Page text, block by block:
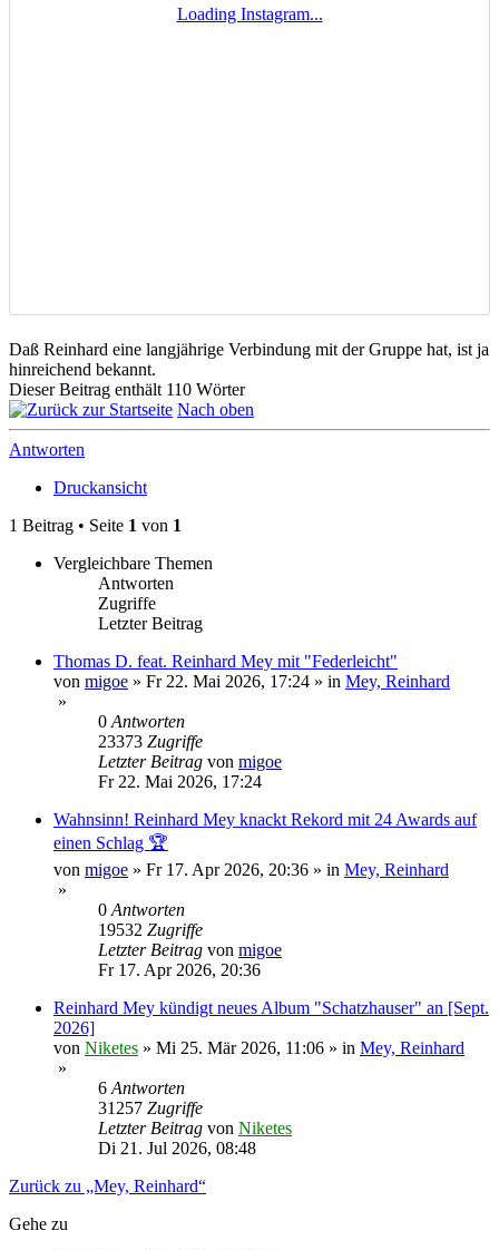
Daß Reinhard eine langjährige Verbindung mit der Gruppe hat, ist ja
hinreichend bekannt.
Dieser Beitrag enthält 110 Wörter
Nach oben
Antworten
Druckansicht
1 Beitrag • Seite 1 von 1
Vergleichbare Themen
Antworten
Zugriffe
Letzter Beitrag
Thomas D. feat. Reinhard Mey mit "Federleicht"
von migoe » Fr 22. Mai 2026, 17:24 » in Mey, Reinhard
»
0 Antworten
23373 Zugriffe
Letzter Beitrag von migoe
Fr 22. Mai 2026, 17:24
Wahnsinn! Reinhard Mey knackt Rekord mit 24 Awards auf
einen Schlag 🏆
von migoe » Fr 17. Apr 2026, 20:36 » in Mey, Reinhard
»
0 Antworten
19532 Zugriffe
Letzter Beitrag von migoe
Fr 17. Apr 2026, 20:36
Reinhard Mey kündigt neues Album "Schatzhauser" an [Sept.
2026]
von Niketes » Mi 25. Mär 2026, 11:06 » in Mey, Reinhard
»
6 Antworten
31257 Zugriffe
Letzter Beitrag von Niketes
Di 21. Jul 2026, 08:48
Zurück zu „Mey, Reinhard“
Gehe zu